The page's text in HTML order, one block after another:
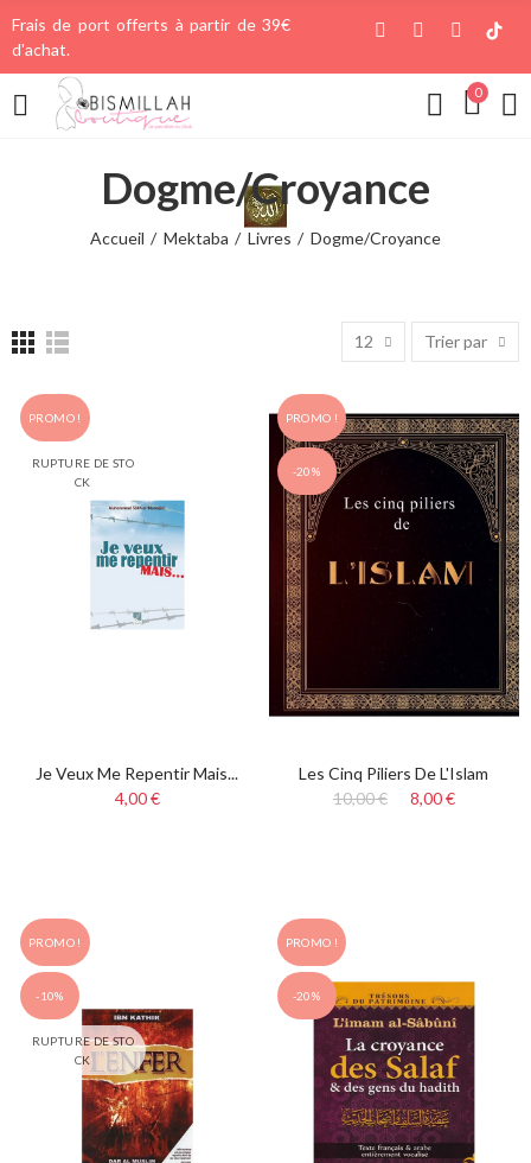
Frais de port offerts à partir de 39€
d'achat.
0
Dogme/Croyance
Accueil Mektaba Livres Dogme/Croyance
12 Trier par
PROMO !
RUPTURE DE STO
CK
Je Veux Me Repentir Mais...
4,00 €
PROMO !
-20%
Les Cinq Piliers De L'Islam
10,00 €
8,00 €
PROMO !
-10%
RUPTURE DE STO
CK
PROMO !
-20%